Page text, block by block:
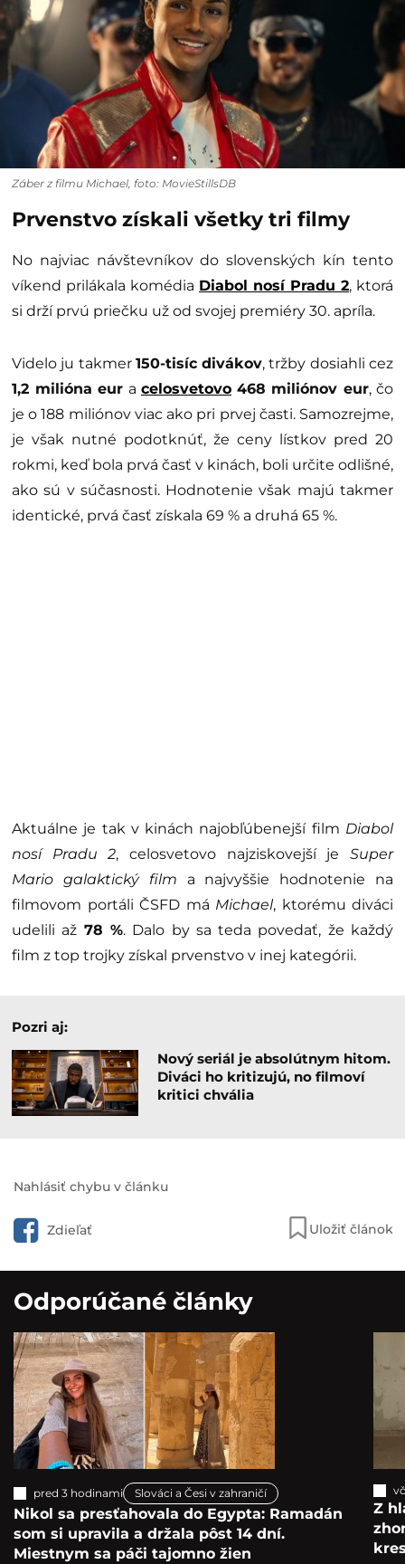
Záber z filmu Michael, foto: MovieStillsDB
Prvenstvo získali všetky tri filmy
No najviac návštevníkov do slovenských kín tento
víkend prilákala komédia Diabol nosí Pradu 2, ktorá
si drží prvú priečku už od svojej premiéry 30. apríla.
Videlo ju takmer 150-tisíc divákov, tržby dosiahli cez
1,2 milióna eur a celosvetovo 468 miliónov eur, čo
je o 188 miliónov viac ako pri prvej časti. Samozrejme,
je však nutné podotknúť, že ceny lístkov pred 20
rokmi, keď bola prvá časť v kinách, boli určite odlišné,
ako sú v súčasnosti. Hodnotenie však majú takmer
identické, prvá časť získala 69 % a druhá 65 %.
Aktuálne je tak v kinách najobľúbenejší film Diabol
nosí Pradu 2, celosvetovo najziskovejší jeSuper
Mario galaktický film a najvyššie hodnotenie na
filmovom portáli ČSFD má Michael, ktorému diváci
udelili až 78 %. Dalo by sa teda povedať, že každý
film z top trojky získal prvenstvo v inej kategórii.
Pozri aj:
Nový seriál je absolútnym hitom.
Diváci ho kritizujú, no filmoví
kritici chvália
Nahlásiť chybu v článku
Zdieľať Uložiť článok
Odporúčané články
pred 3 hodinami Slováci a Česi v zahraničí
Nikol sa presťahovala do Egypta: Ramadán
som si upravila a držala pôst 14 dní.
Miestnym sa páči tajomno žien
Z